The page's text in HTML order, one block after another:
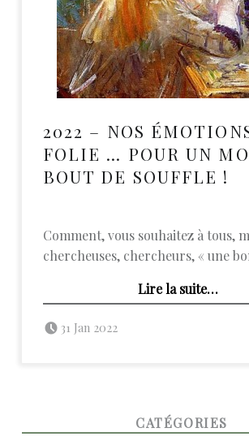
2022 – NOS
FOLIE … POUR UN
BOUT DE SOUFFLE !
Comment, vous souhaitez à tous,
chercheuses, chercheurs, « une
Lire la suite“2022 – Nos émotions à la folie … pour un monde à bout de souffle !”
…
31 Jan 2022
CATÉGORIES